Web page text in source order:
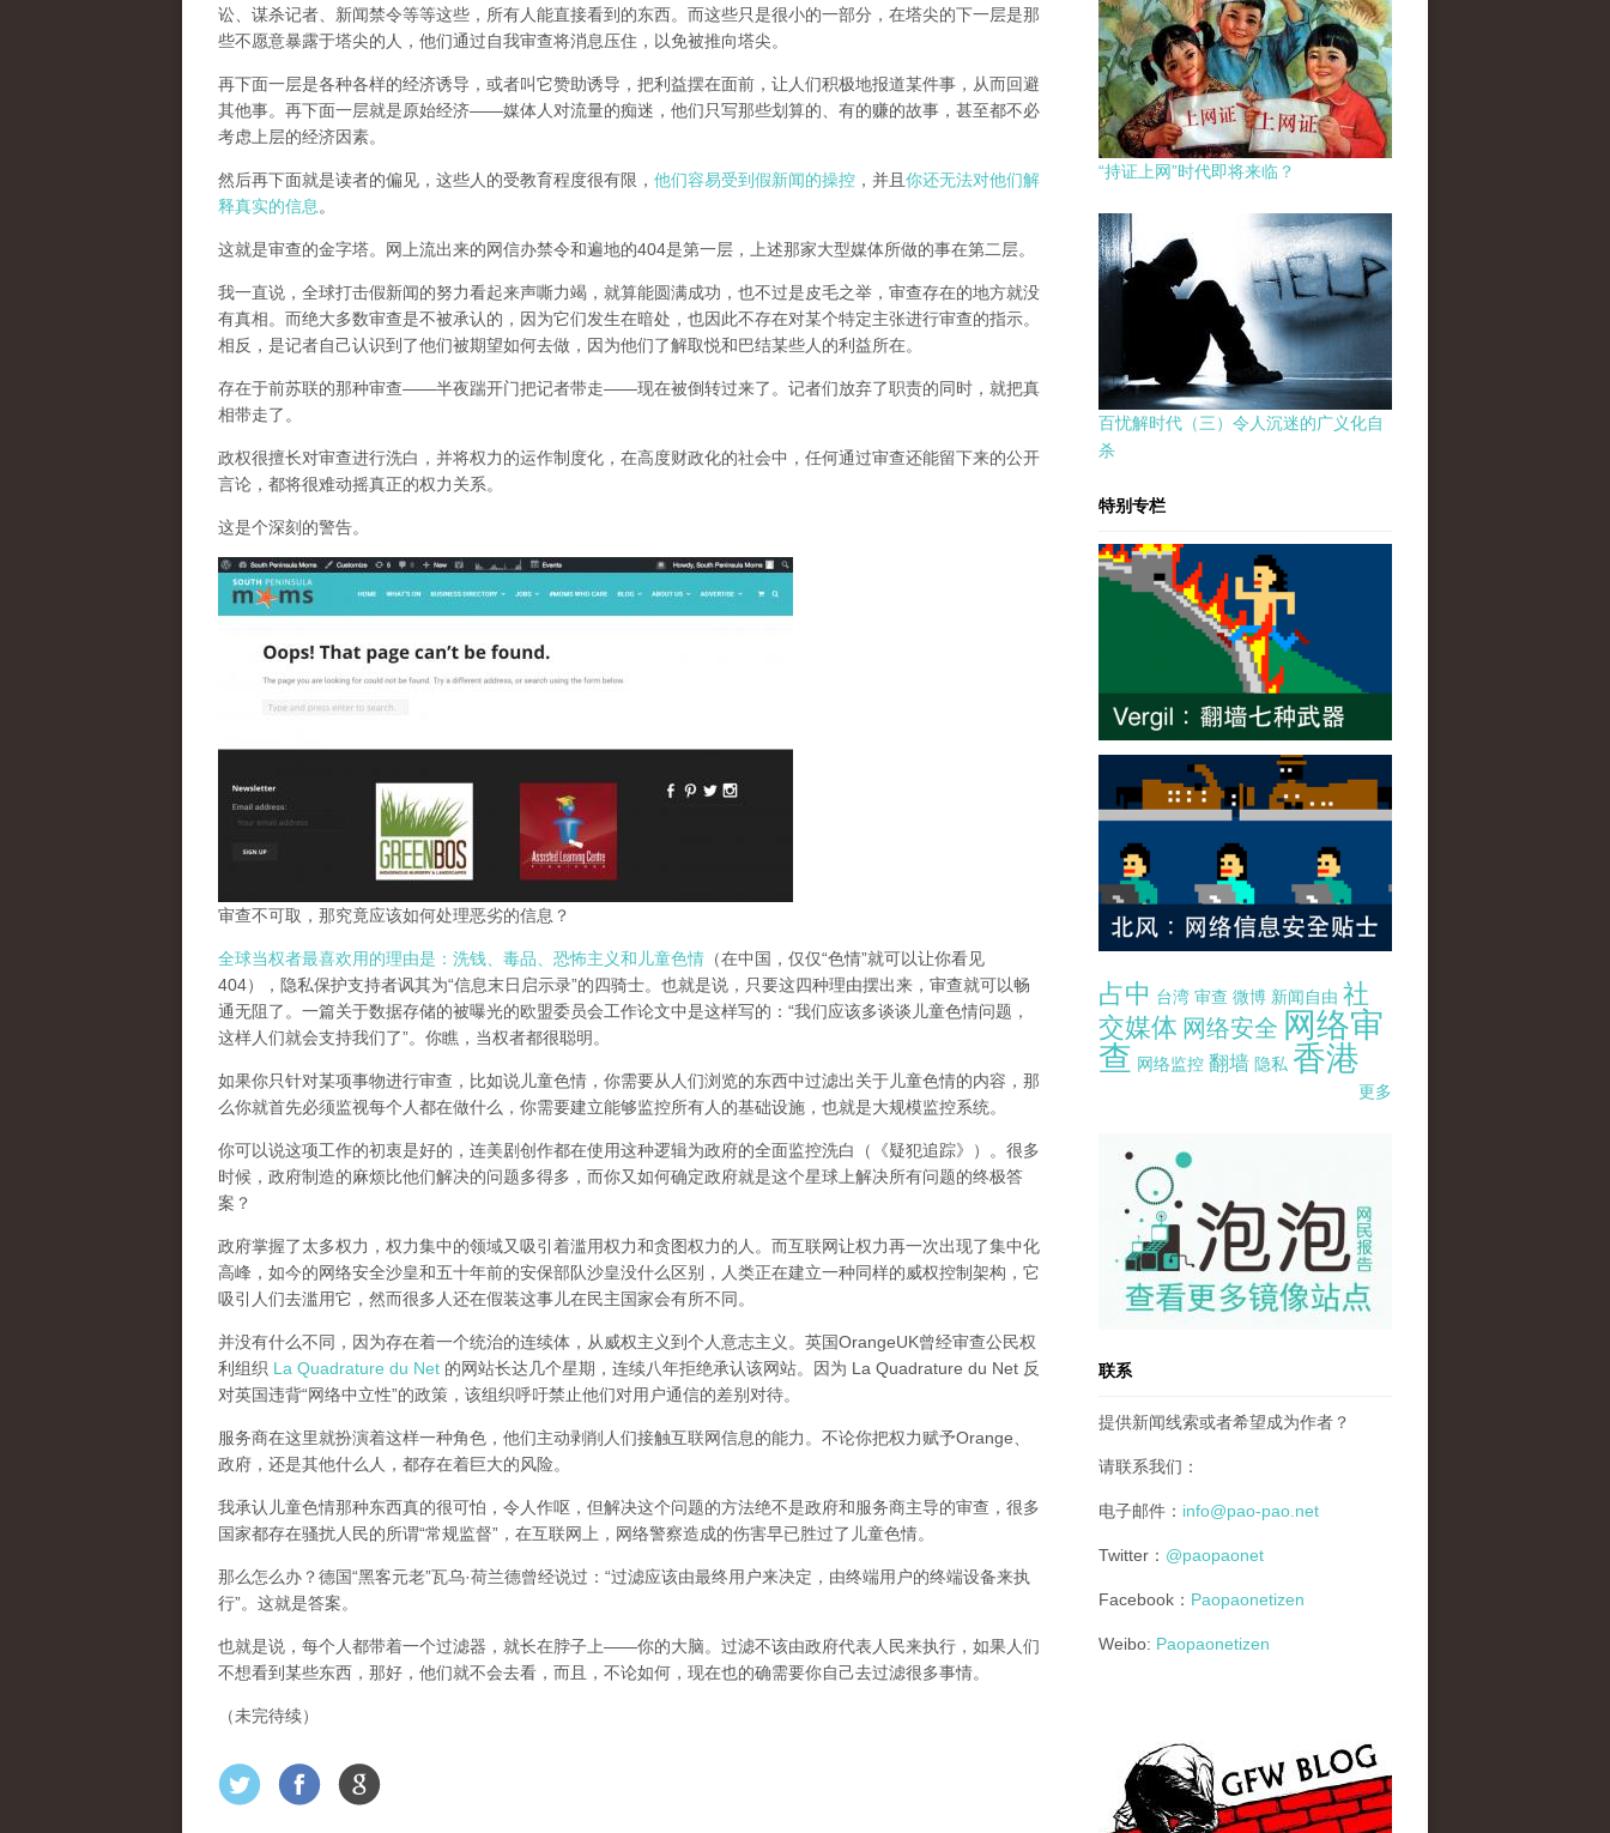
讼、谋杀记者、新闻禁令等等这些，所有人能直接看到的东西。而这些只是很小的一部分，在塔尖的下一层是那
些不愿意暴露于塔尖的人，他们通过自我审查将消息压住，以免被推向塔尖。
再下面一层是各种各样的经济诱导，或者叫它赞助诱导，把利益摆在面前，让人们积极地报道某件事，从而回避
其他事。再下面一层就是原始经济——媒体人对流量的痴迷，他们只写那些划算的、有的赚的故事，甚至都不必
考虑上层的经济因素。
然后再下面就是读者的偏见，这些人的受教育程度很有限， 他们容易受到假新闻的操控 ，并且 你还无法对他们解
释真实的信息 。
这就是审查的金字塔。网上流出来的网信办禁令和遍地的404是第一层，上述那家大型媒体所做的事在第二层。
我一直说，全球打击假新闻的努力看起来声嘶力竭，就算能圆满成功，也不过是皮毛之举，审查存在的地方就没
有真相。而绝大多数审查是不被承认的，因为它们发生在暗处，也因此不存在对某个特定主张进行审查的指示。
相反，是记者自己认识到了他们被期望如何去做，因为他们了解取悦和巴结某些人的利益所在。
存在于前苏联的那种审查——半夜踹开门把记者带走——现在被倒转过来了。记者们放弃了职责的同时，就把真
相带走了。
政权很擅长对审查进行洗白，并将权力的运作制度化，在高度财政化的社会中，任何通过审查还能留下来的公开
言论，都将很难动摇真正的权力关系。
这是个深刻的警告。
审查不可取，那究竟应该如何处理恶劣的信息？
全球当权者最喜欢用的理由是：洗钱、毒品、恐怖主义和儿童色情 （在中国，仅仅“色情”就可以让你看见
404），隐私保护支持者讽其为“信息末日启示录”的四骑士。也就是说，只要这四种理由摆出来，审查就可以畅
通无阻了。一篇关于数据存储的被曝光的欧盟委员会工作论文中是这样写的：“我们应该多谈谈儿童色情问题，
这样人们就会支持我们了”。你瞧，当权者都很聪明。
如果你只针对某项事物进行审查，比如说儿童色情，你需要从人们浏览的东西中过滤出关于儿童色情的内容，那
么你就首先必须监视每个人都在做什么，你需要建立能够监控所有人的基础设施，也就是大规模监控系统。
你可以说这项工作的初衷是好的，连美剧创作都在使用这种逻辑为政府的全面监控洗白（《疑犯追踪》）。 很多
时候，政府制造的麻烦比他们解决的问题多得多，而你又如何确定政府就是这个星球上解决所有问题的终极答
案？
政府掌握了太多权力，权力集中的领域又吸引着滥用权力和贪图权力的人。而互联网让权力再一次出现了集中化
高峰， 如今的网络安全沙皇和五十年前的安保部队沙皇没什么区别，人类正在建立一种同样的威权控制架构，它
吸引人们去滥用它，然而很多人还在假装这事儿在民主国家会有所不同。
并没有什么不同，因为存在着一个统治的连续体，从威权主义到个人意志主义。英国OrangeUK曾经审查公民权
利组织 La Quadrature du Net 的网站长达几个星期，连续八年拒绝承认该网站。因为 La Quadrature du Net 反
对英国违背“网络中立性”的政策，该组织呼吁禁止他们对用户通信的差别对待。
服务商在这里就扮演着这样一种角色，他们主动剥削人们接触互联网信息的能力。不论你把权力赋予Orange、
政府，还是其他什么人，都存在着巨大的风险。
我承认儿童色情那种东西真的很可怕，令人作呕，但解决这个问题的方法绝不是政府和服务商主导的审查，很多
国家都存在骚扰人民的所谓“常规监督”，在互联网上，网络警察造成的伤害早已胜过了儿童色情。
那么怎么办？德国“黑客元老”瓦乌·荷兰德曾经说过：“过滤应该由最终用户来决定，由终端用户的终端设备来执
行”。这就是答案。
也就是说，每个人都带着一个过滤器，就长在脖子上——你的大脑。过滤不该由政府代表人民来执行，如果人们
不想看到某些东西，那好，他们就不会去看，而且，不论如何，现在也的确需要你自己去过滤很多事情。
（未完待续）
“持证上网”时代即将来临？
百忧解时代（三）令人沉迷的广义化自
杀
特别专栏
占中 台湾 审查 微博 新闻自由 社
交媒体 网络安全 网络审
查 网络监控 翻墙 隐私 香港
更多
pao-pao-banner-mirror-site-120814.jpg
联系
提供新闻线索或者希望成为作者？
请联系我们：
电子邮件： info@pao-pao.net
Twitter： @paopaonet
Facebook： Paopaonetizen
Weibo: Paopaonetizen
gfw_blog_small.jpg